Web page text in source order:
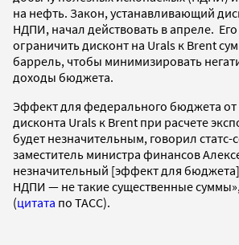
на нефть. Закон, устанавливающий
НДПИ, начал действовать в апреле.
ограничить дисконт на Urals к Brent
баррель, чтобы минимизировать
доходы бюджета.
Эффект для федерального бюджета от
дисконта Urals к Brent при расчете
будет незначительным, говорил статс-
заместитель министра финансов
незначительный [эффект для
НДПИ — не такие существенные
(цитата по ТАСС).